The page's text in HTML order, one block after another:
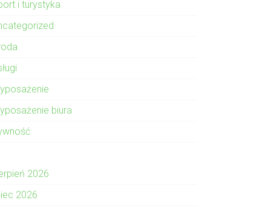
i turystyka
biura
2026
2026